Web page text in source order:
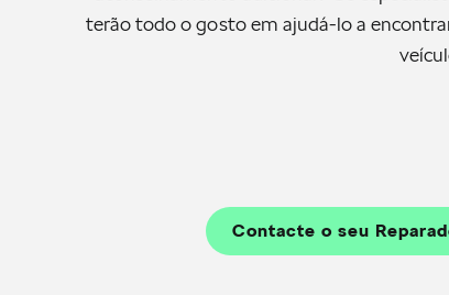
terão todo o gosto em ajudá-lo a
Contacte o seu